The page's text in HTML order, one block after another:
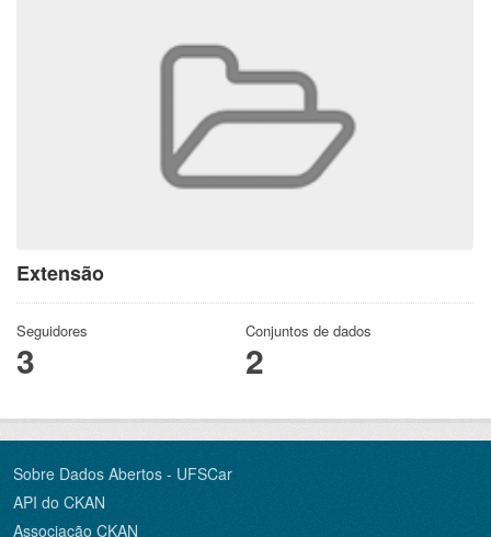
Extensão
Seguidores
3
Conjuntos de dados
2
Sobre Dados Abertos - UFSCar
API do CKAN
Associação CKAN